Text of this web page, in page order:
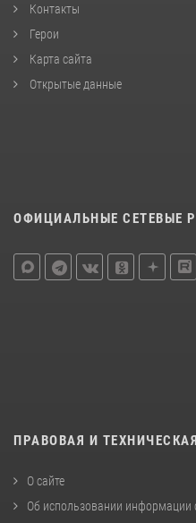
Контакты
Герои
Карта сайта
Открытые данные
ОФИЦИАЛЬНЫЕ СЕТЕВЫЕ
ПРАВОВАЯ И
О сайте
Об использовании информации